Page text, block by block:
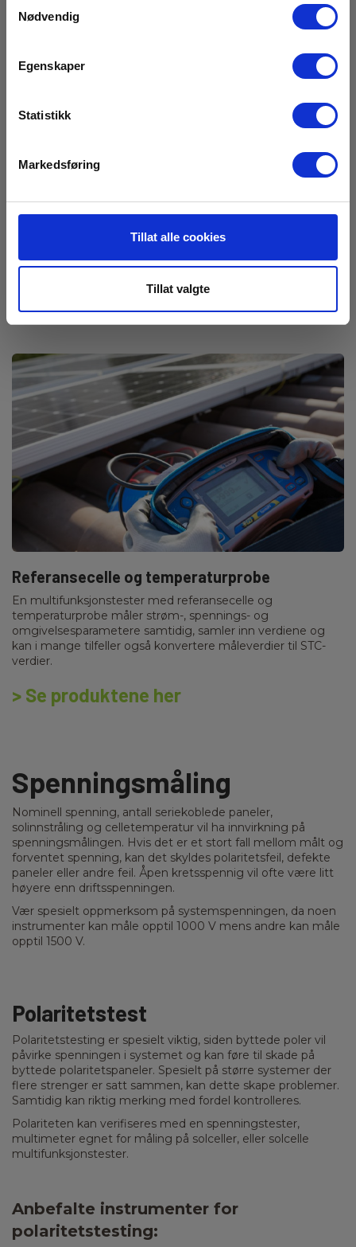
Nødvendig
Egenskaper
Statistikk
Markedsføring
Tillat alle cookies
Tillat valgte
Termometer
Termometre kommer i mange varianter. Ved å velge en
omgivelsestemperatur og celletemperatur samtidig.
> Se produktene her
Referansecelle og temperaturprobe
En multifunksjonstester med referansecelle og
temperaturprobe måler strøm-, spennings- og
omgivelsesparametere samtidig, samler inn verdiene og
kan i mange tilfeller også konvertere måleverdier til STC-
verdier.
> Se produktene her
Spenningsmåling
Nominell spenning, antall seriekoblede paneler,
solinnstråling og celletemperatur vil ha innvirkning på
spenningsmålingen. Hvis det er et stort fall mellom målt og
forventet spenning, kan det skyldes polaritetsfeil, defekte
paneler eller andre feil. Åpen kretsspennig vil ofte være litt
høyere enn driftsspenningen.
Vær spesielt oppmerksom på systemspenningen, da noen
instrumenter kan måle opptil 1000 V mens andre kan måle
opptil 1500 V.
Polaritetstest
Polaritetstesting er spesielt viktig, siden byttede poler vil
påvirke spenningen i systemet og kan føre til skade på
byttede polaritetspaneler. Spesielt på større systemer der
flere strenger er satt sammen, kan dette skape problemer.
Samtidig kan riktig merking med fordel kontrolleres.
Polariteten kan verifiseres med en spenningstester,
multimeter egnet for måling på solceller, eller solcelle
multifunksjonstester.
Anbefalte instrumenter for
polaritetstesting​: